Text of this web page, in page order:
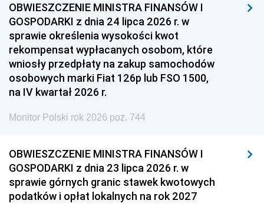
OBWIESZCZENIE MINISTRA FINANSÓW I
GOSPODARKI z dnia 24 lipca 2026 r. w
sprawie określenia wysokości kwot
rekompensat wypłacanych osobom, które
wniosły przedpłaty na zakup samochodów
osobowych marki Fiat 126p lub FSO 1500,
na IV kwartał 2026 r.
Monitor Polski rok 2026 poz. 744
OBWIESZCZENIE MINISTRA FINANSÓW I
GOSPODARKI z dnia 23 lipca 2026 r. w
sprawie górnych granic stawek kwotowych
podatków i opłat lokalnych na rok 2027